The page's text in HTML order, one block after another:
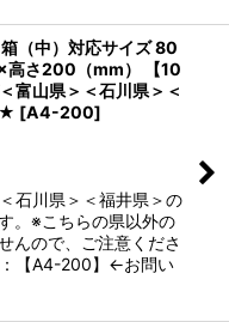
（中）対応サイズ 80
さ200（mm） 【10
富山県＞＜石川県＞＜
★ [A4-200]
石川県＞＜福井県＞の
。※こちらの県以外の
んので、ご注意くださ
【A4-200】←お問い